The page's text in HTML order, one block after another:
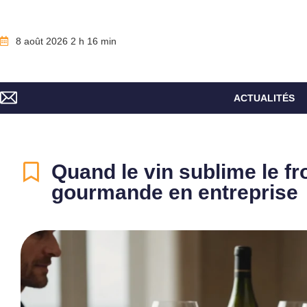
8 août 2026 2 h 16 min
ACTUALITÉS
Quand le vin sublime le
gourmande en entreprise